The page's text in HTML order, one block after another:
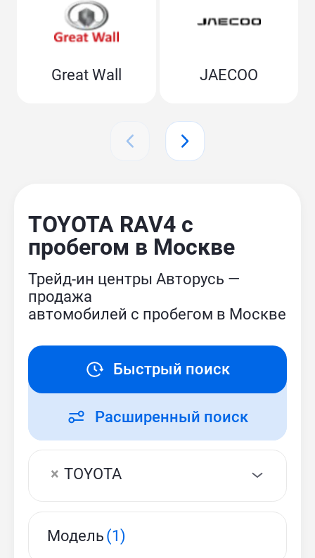
Great Wall JAECOO
TOYOTA RAV4 с
пробегом в Москве
Трейд-ин центры Авторусь —
продажа
автомобилей с пробегом в Москве
Быстрый поиск
Расширенный поиск
× TOYOTA
Модель (1)